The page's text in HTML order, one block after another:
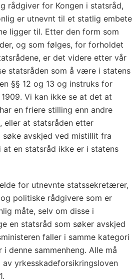
rådgiver for Kongen i statsråd,
er utnevnt til et statlig embete
ligger til. Etter den form som
og som følges, for forholdet
er det videre etter vår
statsråden som å være i statens
§§ 12 og 13 og instruks for
Vi kan ikke se at det at
en friere stilling enn andre
eller at statsråden etter
avskjed ved mistillit fra
en statsråd ikke er i statens
for utnevnte statssekretærer,
politiske rådgivere som er
måte, selv om disse i
en statsråd som søker avskjed
faller i samme kategori
denne sammenheng. Alle må
yrkesskadeforsikringsloven